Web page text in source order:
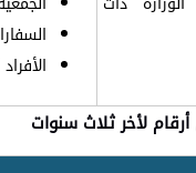
لأخر ثلاث سنوات